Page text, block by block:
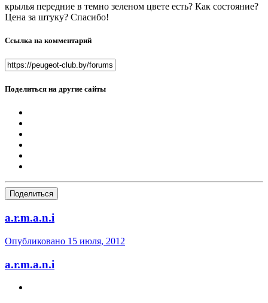
крылья передние в темно зеленом цвете есть? Как состояние?
Цена за штуку? Спасибо!
Ссылка на комментарий
Поделиться на другие сайты
Поделиться
a.r.m.a.n.i
Опубликовано 15 июля, 2012
a.r.m.a.n.i